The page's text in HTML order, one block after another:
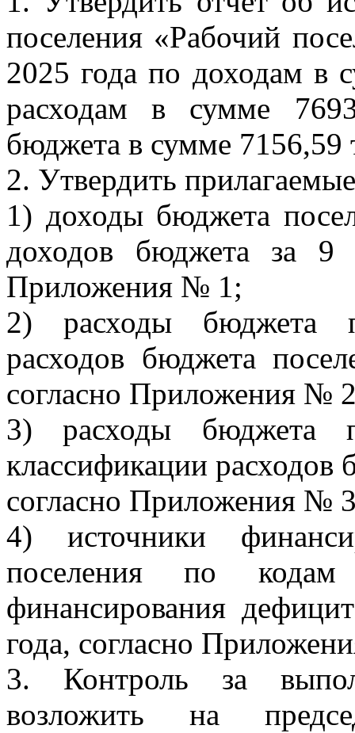
поселения «Рабочий
2025 года по доходам в
расходам в сумме
бюджета в сумме 7156,59
2. Утвердить
1) доходы бюджета
доходов бюджета за 9
Приложения № 1;
2) расходы бюджета
расходов бюджета
согласно Приложения №
3) расходы бюджета
классификации расходов
согласно Приложения №
4) источники
поселения по кодам
финансирования
года, согласно
3. Контроль за
возложить на